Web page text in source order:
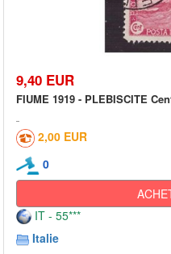
9,40 EUR
FIUME 1919 - PLEBISCITE
2,00 EUR
0
IT - 55***
Italie